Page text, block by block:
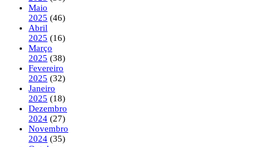
Maio
2025 (46)
Abril
2025 (16)
Março
2025 (38)
Fevereiro
2025 (32)
Janeiro
2025 (18)
Dezembro
2024 (27)
Novembro
2024 (35)